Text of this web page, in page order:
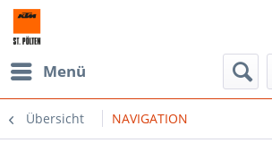
Menü
Übersicht NAVIGATION